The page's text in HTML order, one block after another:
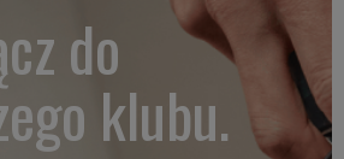
do
klubu.